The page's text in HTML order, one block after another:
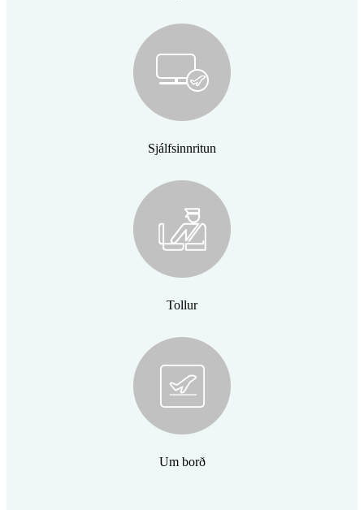
Sjálfsinnritun
Tollur
Um borð